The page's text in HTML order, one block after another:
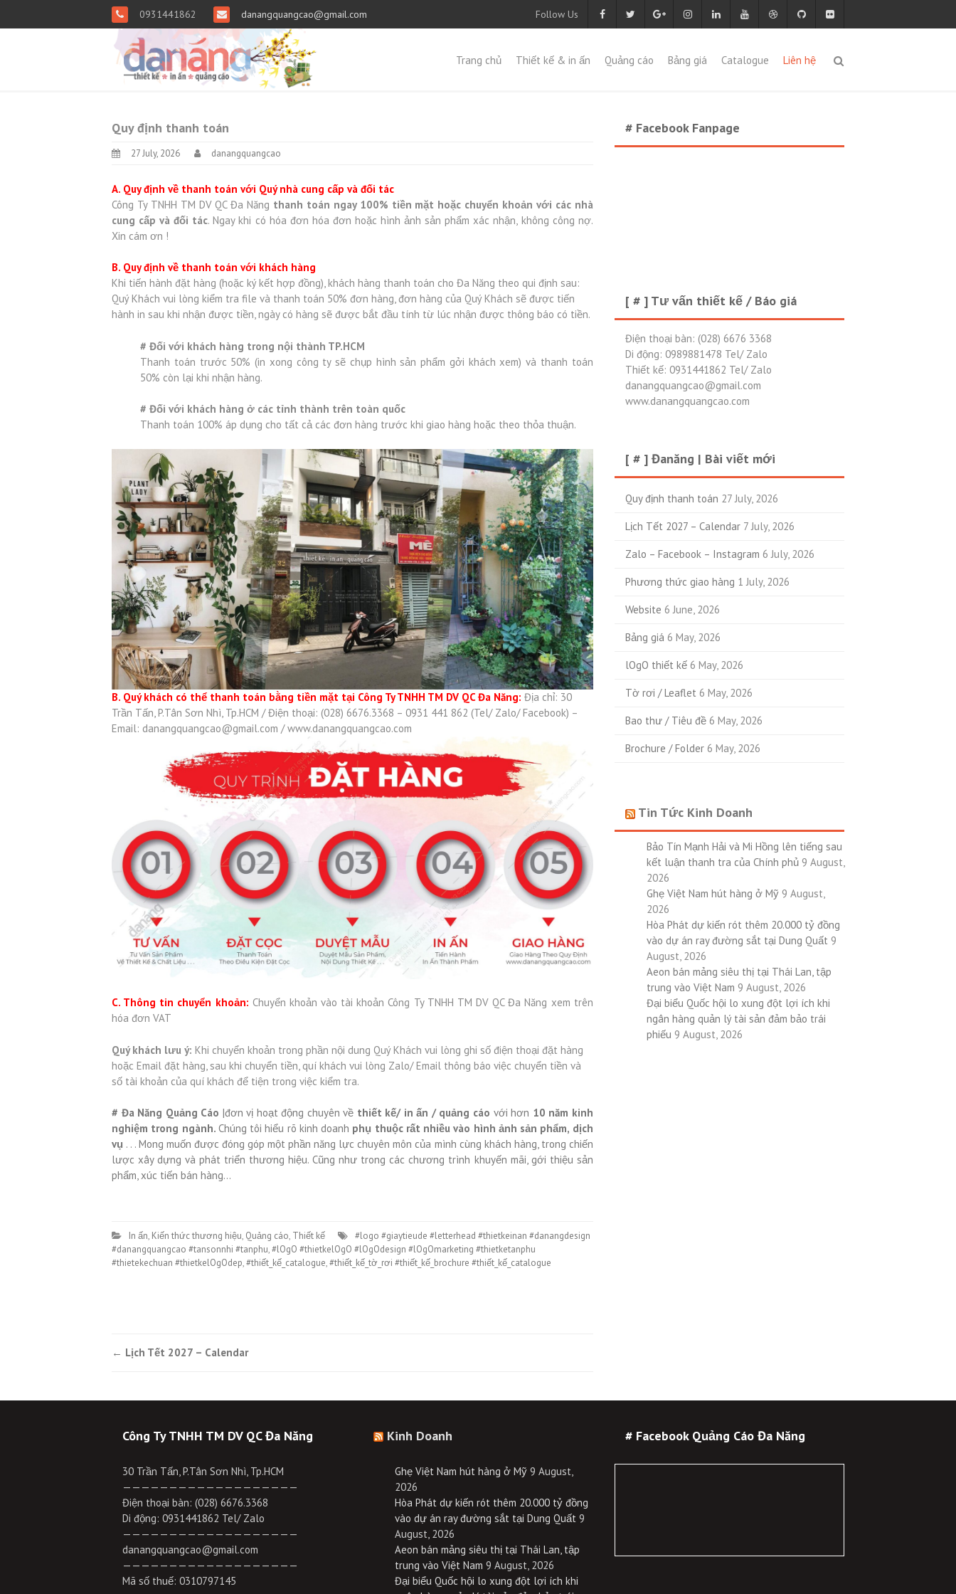
0931441862 danangquangcao@gmail.com Follow Us
Trang chủ Thiết kế & in ấn Quảng cáo Bảng giá Catalogue Liên hệ
Quy định thanh toán
27 July, 2026 danangquangcao
A. Quy định về thanh toán với Quý nhà cung cấp và đối tác
Công Ty TNHH TM DV QC Đa Năng thanh toán ngay 100% tiền mặt hoặc chuyển khoản với các nhà
cung cấp và đối tác. Ngay khi có hóa đơn hóa đơn hoặc hình ảnh sản phẩm xác nhận, không công nợ.
Xin cám ơn !
B. Quy định về thanh toán với khách hàng
Khi tiến hành đặt hàng (hoặc ký kết hợp đồng), khách hàng thanh toán cho Đa Năng theo qui định sau:
Quý Khách vui lòng kiểm tra file và thanh toán 50% đơn hàng, đơn hàng của Quý Khách sẽ được tiến
hành in sau khi nhận được tiền, ngày có hàng sẽ được bắt đầu tính từ lúc nhận được thông báo có tiền.
# Đối với khách hàng trong nội thành TP.HCM
Thanh toán trước 50% (in xong công ty sẽ chụp hình sản phẩm gởi khách xem) và thanh toán
50% còn lại khi nhận hàng.
# Đối với khách hàng ở các tỉnh thành trên toàn quốc
Thanh toán 100% áp dụng cho tất cả các đơn hàng trước khi giao hàng hoặc theo thỏa thuận.
B. Quý khách có thể thanh toán bằng tiền mặt tại Công Ty TNHH TM DV QC Đa Năng: Địa chỉ: 30
Trần Tấn, P.Tân Sơn Nhì, Tp.HCM / Điện thoại: (028) 6676.3368 – 0931 441 862 (Tel/ Zalo/ Facebook) –
Email: danangquangcao@gmail.com / www.danangquangcao.com
C. Thông tin chuyển khoản: Chuyển khoản vào tài khoản Công Ty TNHH TM DV QC Đa Năng xem trên
hóa đơn VAT
Quý khách lưu ý: Khi chuyển khoản trong phần nội dung Quý Khách vui lòng ghi số điện thoại đặt hàng
hoặc Email đặt hàng, sau khi chuyển tiền, quí khách vui lòng Zalo/ Email thông báo việc chuyển tiền và
số tài khoản của quí khách để tiện trong việc kiểm tra.
# Đa Năng Quảng Cáo |đơn vị hoạt động chuyên về thiết kế/ in ấn /quảng cáo với hơn 10 năm kinh
nghiệm trong ngành. Chúng tôi hiểu rõ kinh doanh phụ thuộc rất nhiều vào hình ảnh sản phẩm, dịch
vụ . . . Mong muốn được đóng góp một phần năng lực chuyên môn của mình cùng khách hàng, trong chiến
lược xây dựng và phát triển thương hiệu. Cũng như trong các chương trình khuyến mãi, gới thiệu sản
phẩm, xúc tiến bán hàng…
In ấn, Kiến thức thương hiệu, Quảng cáo, Thiết kế
#logo #giaytieude #letterhead #thietkeinan #danangdesign
#danangquangcao #tansonnhi #tanphu,#lOgO #thietkelOgO #lOgOdesign #lOgOmarketing #thietketanphu
#thietekechuan #thietkelOgOdep,#thiết_kế_catalogue,#thiết_kế_tờ_rơi #thiết_kế_brochure #thiết_kế_catalogue
← Lịch Tết 2027 – Calendar
# Facebook Fanpage
[ # ] Tư vấn thiết kế / Báo giá
Điện thoại bàn: (028) 6676 3368
Di động: 0989881478 Tel/ Zalo
Thiết kế: 0931441862 Tel/ Zalo
danangquangcao@gmail.com
www.danangquangcao.com
[ # ] Đanăng | Bài viết mới
Quy định thanh toán 27 July, 2026
Lịch Tết 2027 – Calendar 7 July, 2026
Zalo – Facebook – Instagram 6 July, 2026
Phương thức giao hàng 1 July, 2026
Website 6 June, 2026
Bảng giá 6 May, 2026
lOgO thiết kế 6 May, 2026
Tờ rơi / Leaflet 6 May, 2026
Bao thư / Tiêu đề 6 May, 2026
Brochure / Folder 6 May, 2026
Tin Tức Kinh Doanh
Bảo Tín Mạnh Hải và Mi Hồng lên tiếng sau
kết luận thanh tra của Chính phủ 9 August,
2026
Ghẹ Việt Nam hút hàng ở Mỹ 9 August,
2026
Hòa Phát dự kiến rót thêm 20.000 tỷ đồng
vào dự án ray đường sắt tại Dung Quất 9
August, 2026
Aeon bán mảng siêu thị tại Thái Lan, tập
trung vào Việt Nam 9 August, 2026
Đại biểu Quốc hội lo xung đột lợi ích khi
ngân hàng quản lý tài sản đảm bảo trái
phiếu 9 August, 2026
Công Ty TNHH TM DV QC Đa Năng
30 Trần Tấn, P.Tân Sơn Nhì, Tp.HCM
———————————————————
Điện thoại bàn: (028) 6676.3368
Di động: 0931441862 Tel/ Zalo
———————————————————
danangquangcao@gmail.com
———————————————————
Mã số thuế: 0310797145
Kinh Doanh
Ghẹ Việt Nam hút hàng ở Mỹ 9 August,
2026
Hòa Phát dự kiến rót thêm 20.000 tỷ đồng
vào dự án ray đường sắt tại Dung Quất 9
August, 2026
Aeon bán mảng siêu thị tại Thái Lan, tập
trung vào Việt Nam 9 August, 2026
Đại biểu Quốc hội lo xung đột lợi ích khi
# Facebook Quảng Cáo Đa Năng